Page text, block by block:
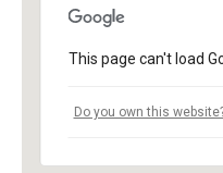
This page can't load
Do you own this